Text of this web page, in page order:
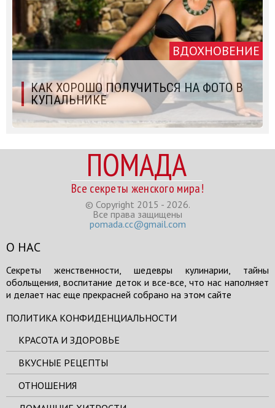
ВДОХНОВЕНИЕ
КАК ХОРОШО ПОЛУЧИТЬСЯ НА ФОТО В
КУПАЛЬНИКЕ
ПОМАДА
Все секреты женского мира!
© Copyright 2015 - 2026.
Все права защищены
pomada.cc@gmail.com
О НАС
Секреты женственности, шедевры кулинарии, тайны
обольщения, воспитание деток и все-все, что нас наполняет
и делает нас еще прекрасней собрано на этом сайте
ПОЛИТИКА КОНФИДЕНЦИАЛЬНОСТИ
КРАСОТА И ЗДОРОВЬЕ
ВКУСНЫЕ РЕЦЕПТЫ
ОТНОШЕНИЯ